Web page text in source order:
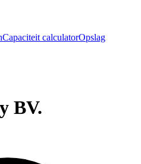
Capaciteit calculatorOpslag
BV.